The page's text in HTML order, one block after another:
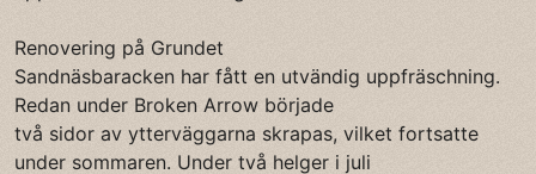
Renovering på Grundet
Sandnäsbaracken har fått en utvändig uppfräschning.
Redan under Broken Arrow började
två sidor av ytterväggarna skrapas, vilket fortsatte
under sommaren. Under två helger i juli